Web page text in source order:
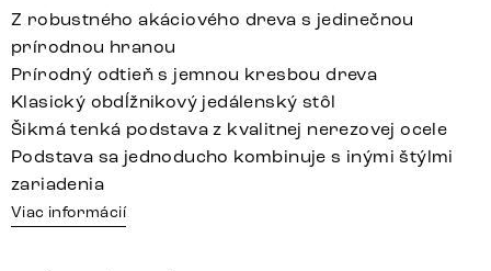
Z robustného akáciového dreva s jedinečnou
prírodnou hranou
Prírodný odtieň s jemnou kresbou dreva
Klasický obdĺžnikový jedálenský stôl
Šikmá tenká podstava z kvalitnej nerezovej ocele
Podstava sa jednoducho kombinuje s inými štýlmi
zariadenia
Viac informácií